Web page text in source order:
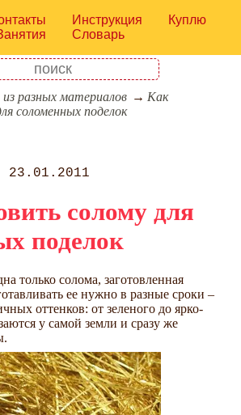
Инструкция
Куплю
Словарь
разных материалов
Как
соломенных поделок
23.01.2011
солому для
поделок
только солома, заготовленная
ее нужно в разные сроки –
оттенков: от зеленого до ярко-
у самой земли и сразу же